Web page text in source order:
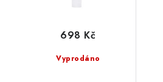
Vyprodáno
698 Kč